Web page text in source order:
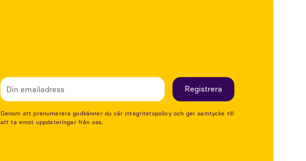
Genom att prenumerera godkänner du vår integritetspolicy och ger samtycke till
att ta emot uppdateringar från oss.